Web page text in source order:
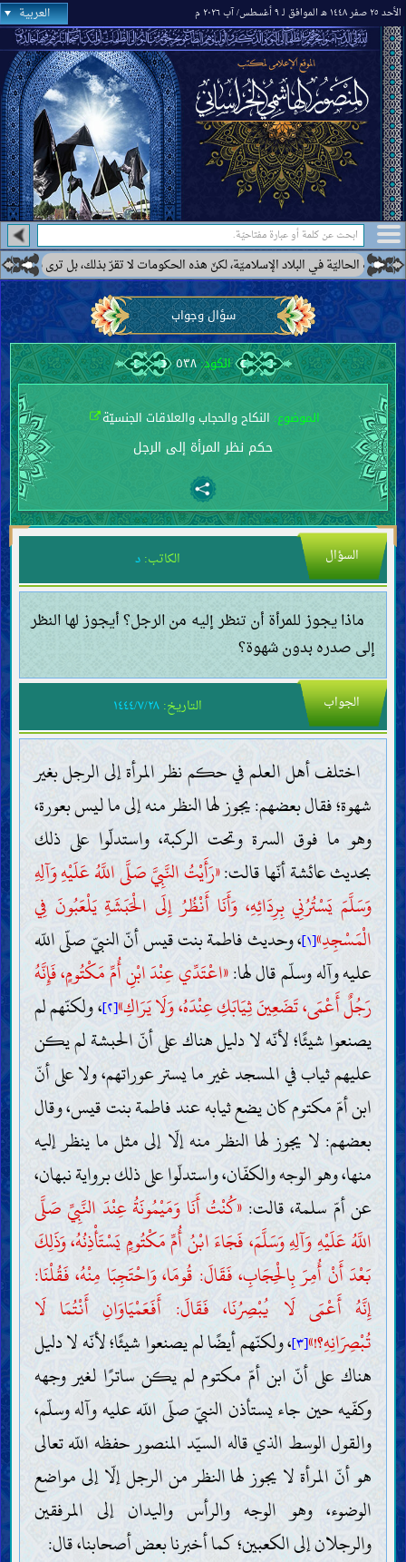
الأحد ٢٥ صفر ١٤٤٨ هـ الموافق لـ ٩ أغسطس/ آب ٢٠٢٦ م العربية
الإسلاميّة، لكنّ هذه الحكومات لا تقرّ بذلك، بل ترى بعضها كحكومة
سؤال وجواب
الكود:٥٣٨
الموضوع: النكاح والحجاب والعلاقات الجنسيّة
حكم نظر المرأة إلى الرجل
السؤال الكاتب: د
ماذا يجوز للمرأة أن تنظر إليه من الرجل؟ أيجوز لها النظر
إلى صدره بدون شهوة؟
الجواب التاريخ: ١٤٤٤/٧/٢٨
اختلف أهل العلم في حكم نظر المرأة إلى الرجل بغير
شهوة؛ فقال بعضهم: يجوز لها النظر منه إلى ما ليس بعورة،
وهو ما فوق السرة وتحت الركبة، واستدلّوا على ذلك
بحديث عائشة أنّها قالت:«رَأَيْتُ النَّبِيَّ صَلَّى اللَّهُ عَلَيْهِ وَآلِهِ
وَسَلَّمَ يَسْتُرُنِي بِرِدَائِهِ، وَأَنَا أَنْظُرُ إِلَى الْحَبَشَةِ يَلْعَبُونَ فِي
الْمَسْجِدِ»[١] ، وحديث فاطمة بنت قيس أنّ النبيّ صلّى اللّه
عليه وآله وسلّم قال لها:«اعْتَدِّي عِنْدَ ابْنِ أُمِّ مَكْتُومٍ، فَإِنَّهُ
رَجُلٌ أَعْمَى، تَضَعِينَ ثِيَابَكِ عِنْدَهُ، وَلَا يَرَاكِ»[٢] ، ولكنّهم لم
يصنعوا شيئًا؛ لأنّه لا دليل هناك على أنّ الحبشة لم يكن
عليهم ثياب في المسجد غير ما يستر عوراتهم، ولا على أنّ
ابن أمّ مكتوم كان يضع ثيابه عند فاطمة بنت قيس، وقال
بعضهم: لا يجوز لها النظر منه إلّا إلى مثل ما ينظر إليه
منها، وهو الوجه والكفّان، واستدلّوا على ذلك برواية نبهان،
عن أمّ سلمة، قالت: «كُنْتُ أَنَا وَمَيْمُونَةُ عِنْدَ النَّبِيِّ صَلَّى
اللَّهُ عَلَيْهِ وَآلِهِ وَسَلَّمَ، فَجَاءَ ابْنُ أُمِّ مَكْتُومٍ يَسْتَأْذِنُهُ، وَذَلِكَ
بَعْدَ أَنْ أُمِرَ بِالْحِجَابِ، فَقَالَ: قُومَا، وَاحْتَجِبَا مِنْهُ، فَقُلْنَا:
إِنَّهُ أَعْمَى لَا يُبْصِرُنَا، فَقَالَ: أَفَعَمْيَاوَانِ أَنْتُمَا لَا
تُبْصِرَانِهِ؟!»[٣] ، ولكنّهم أيضًا لم يصنعوا شيئًا؛ لأنّه لا دليل
هناك على أنّ ابن أمّ مكتوم لم يكن ساترًا لغير وجهه
وكفّيه حين جاء يستأذن النبيّ صلّى اللّه عليه وآله وسلّم،
والقول الوسط الذي قاله السيّد المنصور حفظه اللّه تعالى
هو أنّ المرأة لا يجوز لها النظر من الرجل إلّا إلى مواضع
الوضوء، وهو الوجه والرأس واليدان إلى المرفقين
والرجلان إلى الكعبين؛ كما أخبرنا بعض أصحابنا، قال: